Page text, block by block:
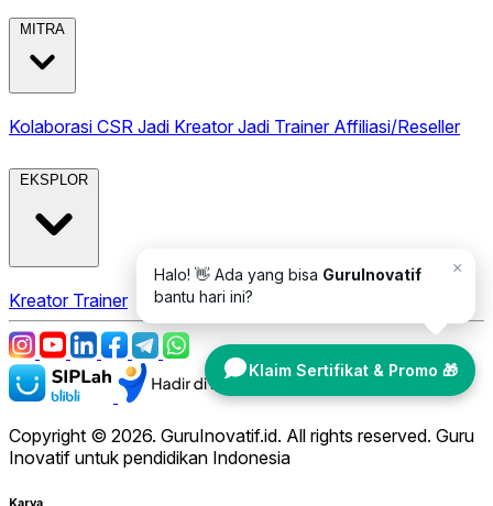
×
Halo! 👋 Ada yang bisa GuruInovatif
bantu hari ini?
Klaim Sertifikat & Promo 🎁
MITRA
Kolaborasi CSR Jadi KreatorJadi Trainer Affiliasi/Reseller
EKSPLOR
Kreator Trainer
Copyright © 2026. GuruInovatif.id. All rights reserved. Guru
Inovatif untuk pendidikan Indonesia
Karya